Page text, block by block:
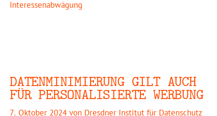
Interessenabwägung
DATENMINIMIERUNG GILT AUCH
FÜR PERSONALISIERTE WERBUNG
7. Oktober 2024 von Dresdner Institut für Datenschutz